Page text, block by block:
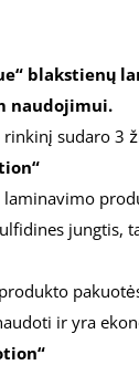
blakstienų
naudojimui.
sudaro 3
laminavimo
jungtis,
ir yra